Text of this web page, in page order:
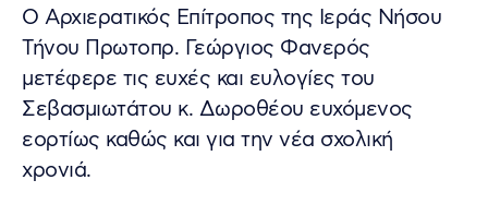
Ο Αρχιερατικός Επίτροπος της Ιεράς Νήσου
Τήνου Πρωτοπρ. Γεώργιος Φανερός
μετέφερε τις ευχές και ευλογίες του
Σεβασμιωτάτου κ. Δωροθέου ευχόμενος
εορτίως καθώς και για την νέα σχολική
χρονιά.